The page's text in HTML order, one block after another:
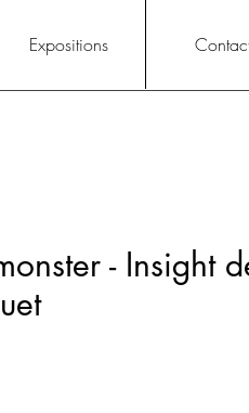
Expositions
- Insight